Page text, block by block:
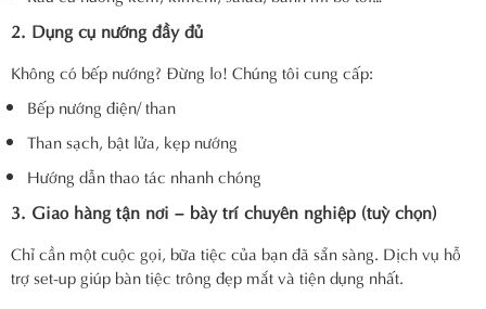
2. Dụng cụ nướng đầy đủ
Không có bếp nướng? Đừng lo! Chúng tôi cung cấp:
Bếp nướng điện/ than
Than sạch, bật lửa, kẹp nướng
Hướng dẫn thao tác nhanh chóng
3. Giao hàng tận nơi – bày trí chuyên nghiệp (tuỳ chọn)
Chỉ cần một cuộc gọi, bữa tiệc của bạn đã sẵn sàng. Dịch vụ hỗ
trợ set-up giúp bàn tiệc trông đẹp mắt và tiện dụng nhất.